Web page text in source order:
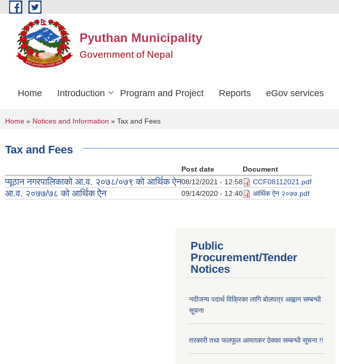
Skip to main content
Pyuthan Municipality
Government of Nepal
Home Introduction Program and Project Reports eGov services
You are here
Home » Notices and Information » Tax and Fees
Tax and Fees
Post date Document
प्यूठान नगरपालिकाको आ.व. २०७८/०७९ को आर्थिक ऐन08/12/2021 - 12:58 CCF08112021.pdf
आ.व. २०७७/७८ को आर्थिक ऐेन 09/14/2020 - 12:40 आर्थिक ऐन २०७७.pdf
Public
Procurement/Tender
Notices
नदीजन्य पदार्थ विक्रिका लागि बोलपत्र आह्वान सम्बन्धी
सूचना
तरकारी तथा फलफूल आयतकर ठेक्का सम्बन्धी सूचना !!